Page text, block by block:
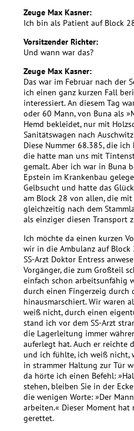
Zeuge Max Kasner:
Ich bin als Patient auf Block
Vorsitzender Richter:
Und wann war das?
Zeuge Max Kasner:
Das war im Februar nach der
ich einen ganz kurzen Fall
interessiert. An diesem Tag
oder 60 Mann, von Buna als
Hemd bekleidet, nur mit
Sanitätswagen nach
Diese Nummer 68.385, die ich
die hatte man uns mit
gemalt. Aber ich war in Buna
Epstein im Krankenbau
Gelbsucht und hatte das
am Block 28 von allen, die mit
gleichzeitig nach dem
als einziger diesen Transport
Ich möchte da einen kurzen
wir in die Ambulanz auf Block
SS-Arzt Doktor Entress
Vorgänger, die zum Großteil
einfach schon arbeitsunfähig
durch einen Fingerzeig durch
hinausmarschiert. Wir waren
weiß nicht, durch einen
stand ich vor dem SS-Arzt
die Lagerleitung immer
auferlegt hat. Auch er reichte
und ich fühlte, ich weiß nicht,
in strammer Haltung zur Tür
da hörte ich einen Befehl:
stehen, bleiben Sie in der
die wenigen Worte: »Der
arbeiten.« Dieser Moment hat
gerettet.